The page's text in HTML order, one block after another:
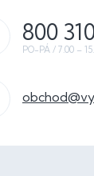
obchod@
800